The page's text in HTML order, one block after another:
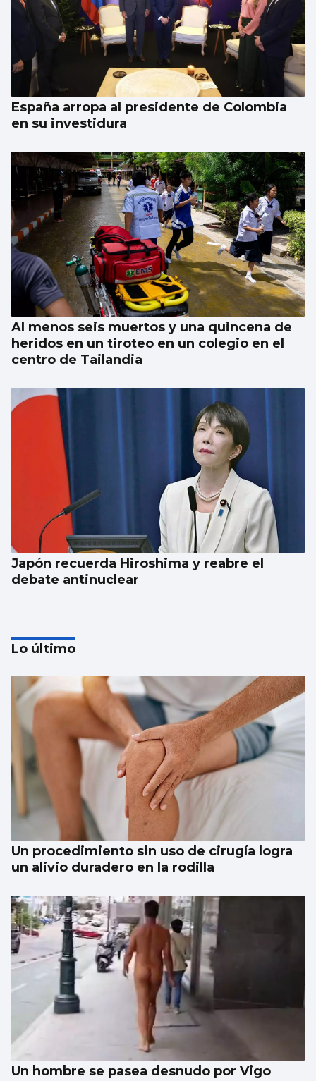
España arropa al presidente de Colombia
en su investidura
Al menos seis muertos y una quincena de
heridos en un tiroteo en un colegio en el
centro de Tailandia
Japón recuerda Hiroshima y reabre el
debate antinuclear
Trump amenaza con un golpe “muy duro”
si Ormuz no abre
Lo último
Un procedimiento sin uso de cirugía logra
un alivio duradero en la rodilla
Un hombre se pasea desnudo por Vigo